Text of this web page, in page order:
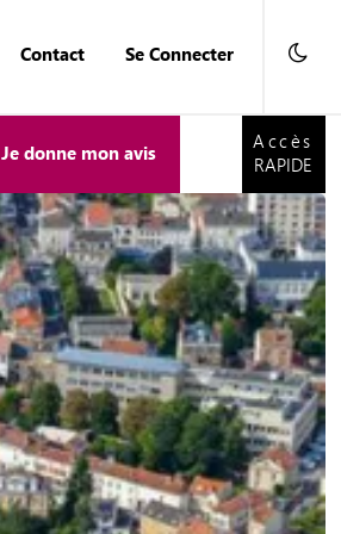
Contact Se Connecter
Accès
Je donne mon avis
Accès
RAPIDE